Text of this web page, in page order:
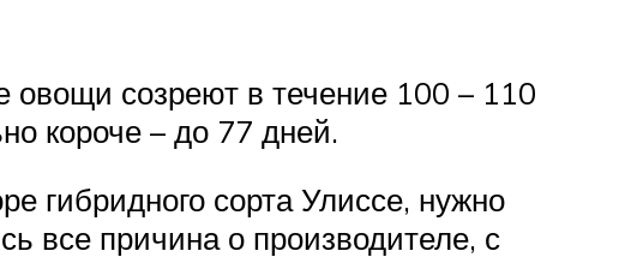
овощи созреют в течение 100 – 110
короче – до 77 дней.
гибридного сорта Улиссе, нужно
все причина о производителе, с